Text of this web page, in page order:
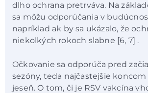
dlho ochrana pretrváva. Na
sa môžu odporúčania v
napríklad ak by sa ukázalo, že
niekoľkých rokoch slabne [6, 7] .
Očkovanie sa odporúča pred
sezóny, teda najčastejšie
jeseň. O tom, či je RSV vakcína